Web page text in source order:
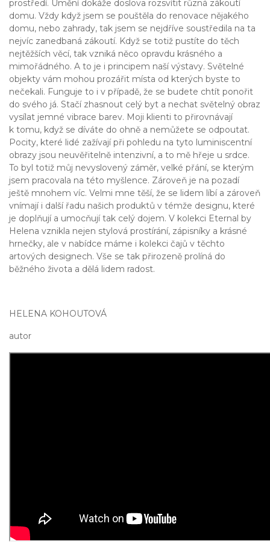
prostředí. Umění dokáže doslova rozsvítit různá zákoutí
domu. Vždy když jsem se pouštěla do renovace nějakého
domu, nebo zahrady, tak jsem se nejdříve soustředila na ta
nejvíc zanedbaná zákoutí. Když se totiž pustíte do těch
nejtěžších věcí, tak vzniká něco opravdu krásného a
mimořádného. A to je i principem naší výstavy. Světelné
objekty vám mohou prozářit místa od kterých byste to
nečekali. Funguje to i v případě, že se budete chtít ponořit
do svého já. Stačí zhasnout celý byt a nechat světelný obraz
vysílat jemné vibrace barev. Moji klienti to přirovnávají
k tomu, když se díváte do ohně a nemůžete se odpoutat.
Pocity, které lidé zažívají při pohledu na tyto luminiscentní
obrazy jsou neuvěřitelně intenzivní, a to mě hřeje u srdce.
To byl totiž můj nevyslovený záměr, velké přání, se kterým
jsem pracovala na této myšlence. Zároveň je na pozadí
ještě mnohem víc. Velmi mne těší, že se lidem líbí a zároveň
vnímají i další řadu našich produktů v témže designu, které
je doplňují a umocňují tak celý dojem. V kolekci Eternal by
Helena vznikla nejen stylová prostírání, zápisníky a krásné
hrnečky, ale v nabídce máme i kolekci čajů v těchto
artových designech. Vše se tak přirozeně prolíná do
běžného života a dělá lidem radost.
HELENA KOHOUTOVÁ
autor